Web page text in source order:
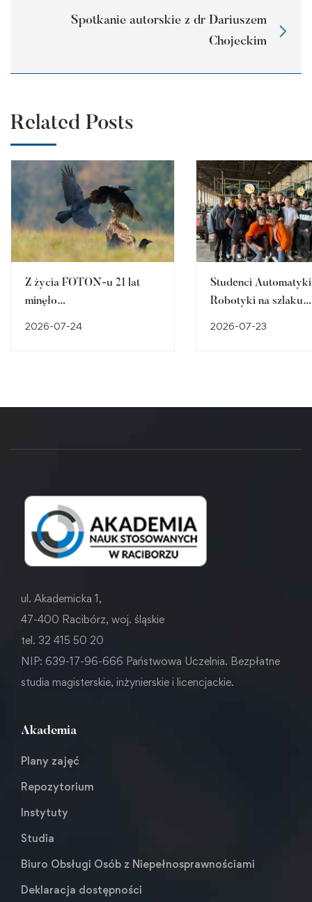
Spotkanie autorskie z dr Dariuszem
Chojeckim
Related Posts
Z życia FOTON-u 21 lat
minęło…
2026-07-24
Studenci
Robotyki na szlaku
2026-07-23
ul. Akademicka 1,
47-400 Racibórz, woj. śląskie
tel. 32 415 50 20
NIP: 639-17-96-666 Państwowa Uczelnia. Bezpłatne
studia magisterskie, inżynierskie i licencjackie.
Akademia
Plany zajęć
Repozytorium
Instytuty
Studia
Biuro Obsługi Osób z Niepełnosprawnościami
Deklaracja dostępności